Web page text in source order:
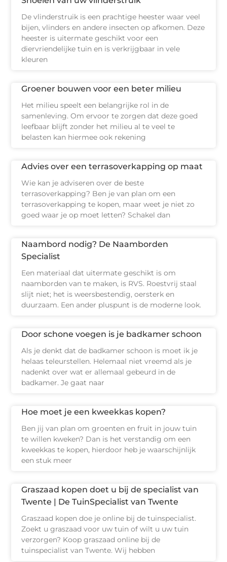
De vlinderstruik is een prachtige heester waar veel
bijen, vlinders en andere insecten op afkomen. Deze
heester is uitermate geschikt voor een
diervriendelijke tuin en is verkrijgbaar in vele
kleuren
Groener bouwen voor een beter milieu
Het milieu speelt een belangrijke rol in de
samenleving. Om ervoor te zorgen dat deze goed
leefbaar blijft zonder het milieu al te veel te
belasten kan hiermee ook rekening
Advies over een terrasoverkapping op maat
Wie kan je adviseren over de beste
terrasoverkapping? Ben je van plan om een
terrasoverkapping te kopen, maar weet je niet zo
goed waar je op moet letten? Schakel dan
Naambord nodig? De Naamborden
Specialist
Een materiaal dat uitermate geschikt is om
naamborden van te maken, is RVS. Roestvrij staal
slijt niet; het is weersbestendig, oersterk en
duurzaam. Een ander pluspunt is de moderne look.
Door schone voegen is je badkamer schoon
Als je denkt dat de badkamer schoon is moet ik je
helaas teleurstellen. Helemaal niet vreemd als je
nadenkt over wat er allemaal gebeurd in de
badkamer. Je gaat naar
Hoe moet je een kweekkas kopen?
Ben jij van plan om groenten en fruit in jouw tuin
te willen kweken? Dan is het verstandig om een
kweekkas te kopen, hierdoor heb je waarschijnlijk
een stuk meer
Graszaad kopen doet u bij de specialist van
Twente | De TuinSpecialist van Twente
Graszaad kopen doe je online bij de tuinspecialist.
Zoekt u graszaad voor uw tuin of wilt u uw tuin
verzorgen? Koop graszaad online bij de
tuinspecialist van Twente. Wij hebben